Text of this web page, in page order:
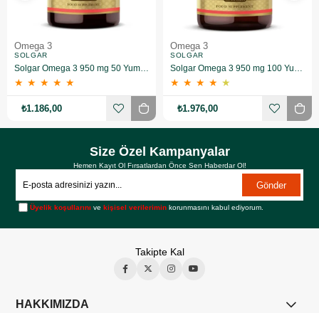
Omega 3
SOLGAR
Solgar Omega 3 950 mg 50 Yumuşak Jelatinli Kapsül
★ ★ ★ ★ ★
₺1.186,00
Omega 3
SOLGAR
Solgar Omega 3 950 mg 100 Yumuşak Jelatinli Kapsül
★ ★ ★ ★ ★
₺1.976,00
Size Özel Kampanyalar
Hemen Kayıt Ol Fırsatlardan Önce Sen Haberdar Ol!
Gönder
Üyelik koşullarını vekişisel verilerimin korunmasını kabul ediyorum.
Takipte Kal
HAKKIMIZDA